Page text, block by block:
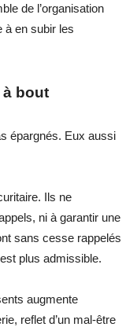
de l’organisation
à en subir les
à bout
épargnés. Eux aussi
Ils ne
ni à garantir une
sans cesse rappelés
plus admissible.
augmente
reflet d’un mal-être